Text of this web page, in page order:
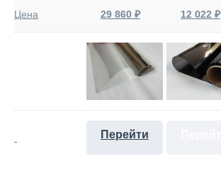
Цена 29 860 ₽ 12 022 ₽
Перейти